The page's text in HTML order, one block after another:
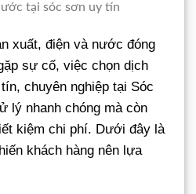
tại sóc sơn uy tín
xuất, điện và nước đóng
sự cố, việc chọn dịch
chuyên nghiệp tại Sóc
lý nhanh chóng mà còn
kiệm chi phí. Dưới đây là
khách hàng nên lựa